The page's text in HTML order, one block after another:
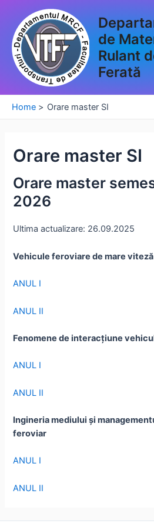
content
de
Rulant
Ferată
Home Orare master SI
Orare master SI
Orare master
2026
Ultima actualizare: 26.09.2025
Vehicule feroviare de mare viteză
ANUL I
ANUL II
Fenomene de interacțiune
ANUL I
ANUL II
Ingineria mediului și
feroviar
ANUL I
ANUL II